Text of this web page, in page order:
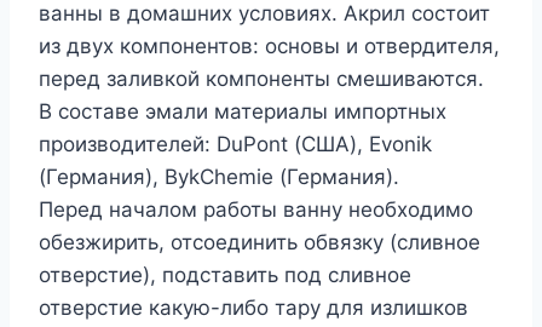
ванны в домашних условиях. Акрил состоит
из двух компонентов: основы и отвердителя,
перед заливкой компоненты смешиваются.
В составе эмали материалы импортных
производителей: DuPont (США), Evonik
(Германия), BykChemie (Германия).
Перед началом работы ванну необходимо
обезжирить, отсоединить обвязку (сливное
отверстие), подставить под сливное
отверстие какую-либо тару для излишков